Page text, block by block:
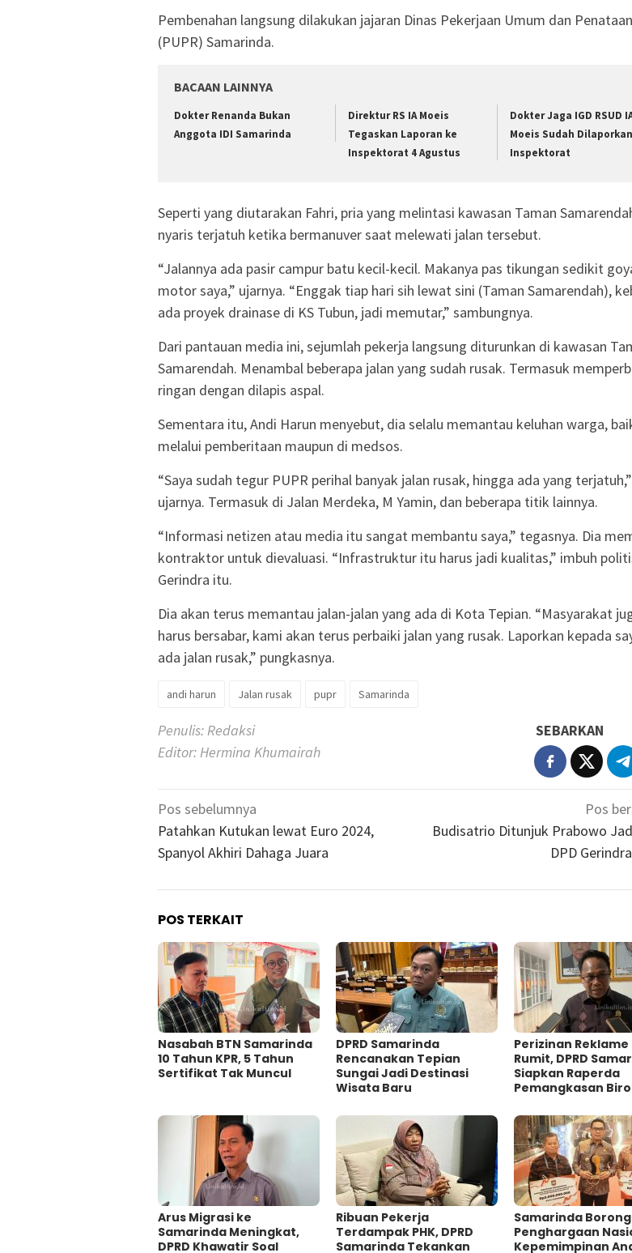
Pembenahan langsung dilakukan jajaran Dinas Pekerjaan Umum dan
(PUPR) Samarinda.
BACAAN LAINNYA
Dokter Renanda Bukan
Anggota IDI Samarinda
Direktur RS IA Moeis
Tegaskan Laporan ke
Inspektorat 4 Agustus
Dokter Jaga IGD RSUD
Moeis Sudah
Inspektorat
Seperti yang diutarakan Fahri, pria yang melintasi kawasan Taman
nyaris terjatuh ketika bermanuver saat melewati jalan tersebut.
“Jalannya ada pasir campur batu kecil-kecil. Makanya pas tikungan sedikit
motor saya,” ujarnya. “Enggak tiap hari sih lewat sini (Taman Samarendah),
ada proyek drainase di KS Tubun, jadi memutar,” sambungnya.
Dari pantauan media ini, sejumlah pekerja langsung diturunkan di kawasan
Samarendah. Menambal beberapa jalan yang sudah rusak. Termasuk
ringan dengan dilapis aspal.
Sementara itu, Andi Harun menyebut, dia selalu memantau keluhan warga,
melalui pemberitaan maupun di medsos.
“Saya sudah tegur PUPR perihal banyak jalan rusak, hingga ada yang terjatuh,”
ujarnya. Termasuk di Jalan Merdeka, M Yamin, dan beberapa titik lainnya.
“Informasi netizen atau media itu sangat membantu saya,” tegasnya. Dia
kontraktor untuk dievaluasi. “Infrastruktur itu harus jadi kualitas,” imbuh
Gerindra itu.
Dia akan terus memantau jalan-jalan yang ada di Kota Tepian. “Masyarakat
harus bersabar, kami akan terus perbaiki jalan yang rusak. Laporkan kepada
ada jalan rusak,” pungkasnya.
andi harun Jalan rusak pupr Samarinda
Penulis: Redaksi
Editor: Hermina Khumairah
SEBARKAN
Navigasi
pos
Pos sebelumnya
Patahkan Kutukan lewat Euro 2024,
Spanyol Akhiri Dahaga Juara
Pos
Budisatrio Ditunjuk Prabowo
DPD
POS TERKAIT
Nasabah BTN Samarinda
10 Tahun KPR, 5 Tahun
Sertifikat Tak Muncul
DPRD Samarinda
Rencanakan Tepian
Sungai Jadi Destinasi
Wisata Baru
Perizinan Reklame
Rumit, DPRD
Siapkan Raperda
Pemangkasan
Arus Migrasi ke
Samarinda Meningkat,
DPRD Khawatir Soal
Ribuan Pekerja
Terdampak PHK, DPRD
Samarinda Tekankan
Samarinda
Penghargaan
Kepemimpinan